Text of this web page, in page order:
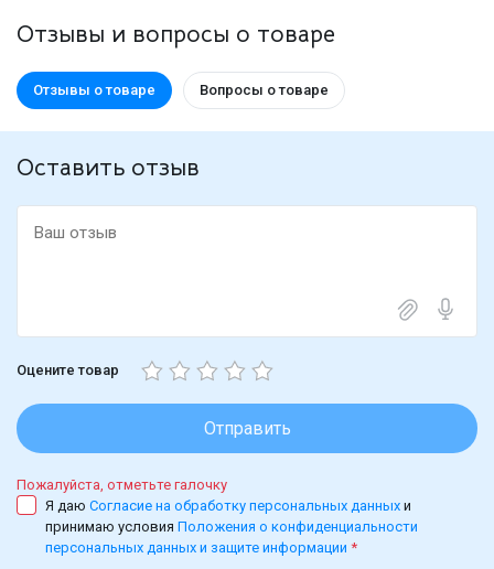
Отзывы и вопросы о товаре
Отзывы о товаре Вопросы о товаре
Оставить отзыв
Оцените товар
Отправить
Пожалуйста, отметьте галочку
Я даю Согласие на обработку персональных данных и
принимаю условия Положения о конфиденциальности
персональных данных и защите информации *